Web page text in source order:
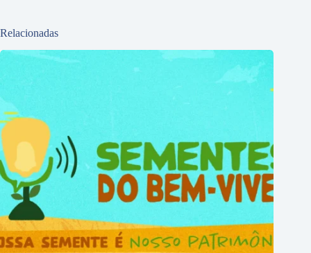
Relacionadas